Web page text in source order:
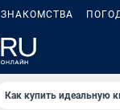
ЗНАКОМСТВА
Как купить идеальную